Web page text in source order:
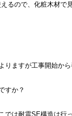
るので、化粧木材で
ますが工事開始から
すか？
では耐震SE構造は行